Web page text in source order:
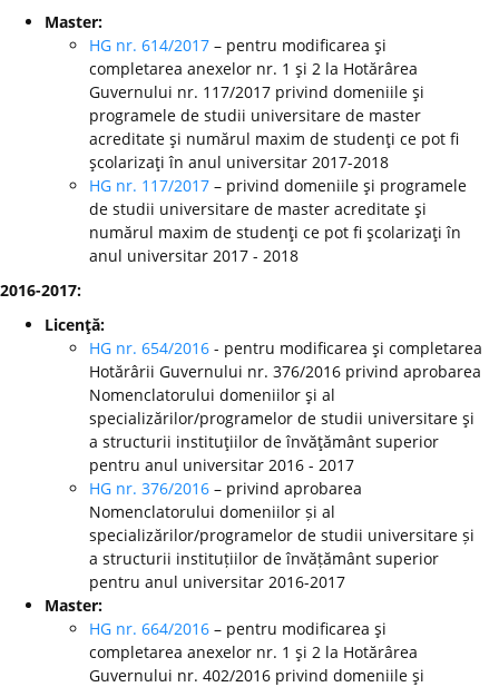
Master:
HG nr. 614/2017 – pentru modificarea şi
completarea anexelor nr. 1 şi 2 la Hotărârea
Guvernului nr. 117/2017 privind domeniile şi
programele de studii universitare de master
acreditate şi numărul maxim de studenţi ce pot fi
şcolarizaţi în anul universitar 2017-2018
HG nr. 117/2017 – privind domeniile şi programele
de studii universitare de master acreditate şi
numărul maxim de studenţi ce pot fi şcolarizaţi în
anul universitar 2017 - 2018
2016-2017:
Licenţă:
HG nr. 654/2016 - pentru modificarea şi completarea
Hotărârii Guvernului nr. 376/2016 privind aprobarea
Nomenclatorului domeniilor şi al
specializărilor/programelor de studii universitare şi
a structurii instituţiilor de învăţământ superior
pentru anul universitar 2016 - 2017
HG nr. 376/2016 – privind aprobarea
Nomenclatorului domeniilor și al
specializărilor/programelor de studii universitare și
a structurii instituțiilor de învățământ superior
pentru anul universitar 2016-2017
Master:
HG nr. 664/2016 – pentru modificarea şi
completarea anexelor nr. 1 şi 2 la Hotărârea
Guvernului nr. 402/2016 privind domeniile şi